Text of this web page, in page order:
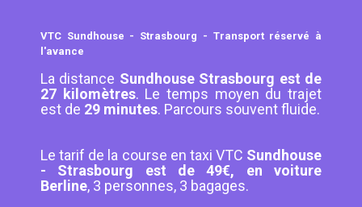
VTC Sundhouse - Strasbourg - Transport réservé à
l'avance
La distance Sundhouse Strasbourg est de
27 kilomètres. Le temps moyen du trajet
est de 29 minutes. Parcours souvent fluide.
Le tarif de la course en taxi VTC Sundhouse
- Strasbourg est de 49€, en voiture
Berline, 3 personnes, 3 bagages.